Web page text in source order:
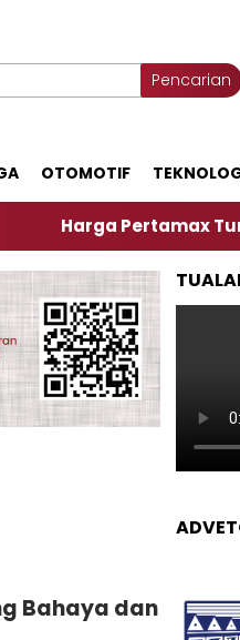
Pencarian
OTOMOTIF
Pertamax Turun Per Hari
Bahaya dan